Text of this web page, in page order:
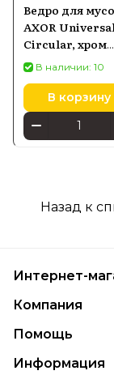
Ведро для
AXOR Universal
Circular, хром
42872000
В наличии: 10
В корзину
Назад к
Интернет-
Компания
Помощь
Информация